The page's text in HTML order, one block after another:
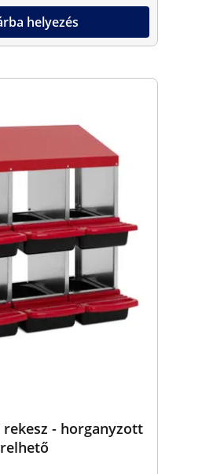
helyezés
rekesz - horganyzott